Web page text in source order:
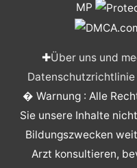
MP
✚Über uns und
Datenschutzrichtlinie
� Warnung : Alle
Sie unsere Inhalte
Bildungszwecken
Arzt konsultieren,